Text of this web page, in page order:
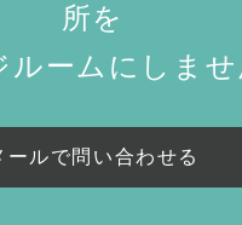
所を
ルームにしませ
ールで問い合わせる